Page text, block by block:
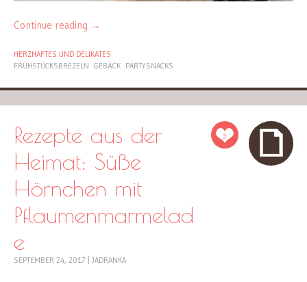
Continue reading →
HERZHAFTES UND DELIKATES
FRÜHSTÜCKSBREZELN GEBÄCK PARTYSNACKS
3
Rezepte aus der
Heimat: Süße
Hörnchen mit
Pflaumenmarmelad
e
SEPTEMBER 24, 2017 JADRANKA